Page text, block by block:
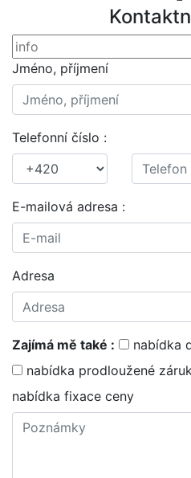
Jméno, příjmení
Telefonní číslo :
E-mailová adresa :
Adresa
Zajímá mě také : nabídka
nabídka prodloužené
nabídka fixace ceny